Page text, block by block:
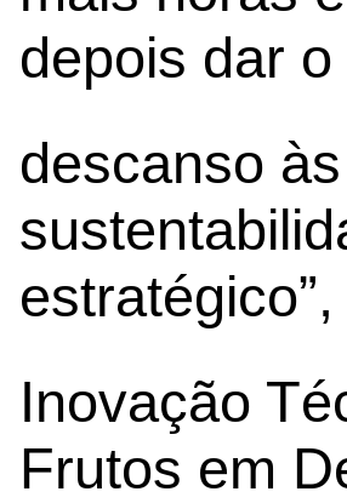
depois dar
descanso
Inovação
Frutos em